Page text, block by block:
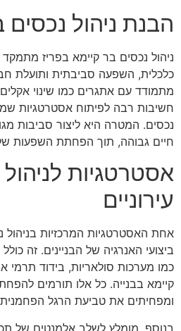
הבנת ניהול נכסים
ניהול נכסים בר קיימא בפריז מתמקד
כלכלית, השפעה סביבתית ותועלת
מתמודד עם אתגרים כמו שינוי אקלים
חשיבות רבה לפיתוח אסטרטגיות
נכסים. המטרה היא ליצור סביבות
חיים גבוהה, תוך הפחתת השפעות
אסטרטגיות
עירוניים
אחת האסטרטגיות המרכזיות בניהול
ביצועי האנרגיה של הבניינים. זה
כמו מערכות סולאריות, בידוד תרמי
קיימא בבנייה. כל אלו תורמים
ומפחיתים את טביעת הרגל
בנוסף, מומלץ לשלב אלמנטים של